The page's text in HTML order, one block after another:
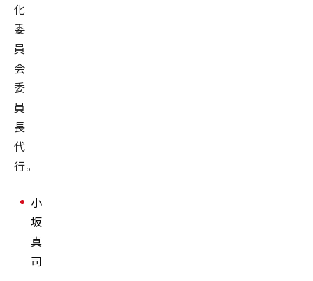
化
委
員
会
委
員
長
代
行。
小
坂
真
司